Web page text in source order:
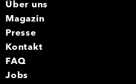
Über uns
Magazin
Presse
Kontakt
FAQ
Jobs